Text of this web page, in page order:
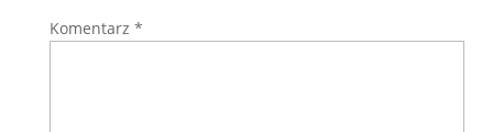
Komentarz *